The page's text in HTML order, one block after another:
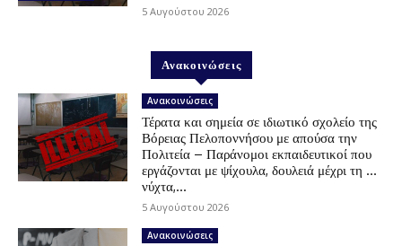
5 Αυγούστου 2026
Ανακοινώσεις
Ανακοινώσεις
Τέρατα και σημεία σε ιδιωτικό σχολείο της
Βόρειας Πελοποννήσου με απούσα την
Πολιτεία – Παράνομοι εκπαιδευτικοί που
εργάζονται με ψίχουλα, δουλειά μέχρι τη …
νύχτα,...
5 Αυγούστου 2026
Ανακοινώσεις